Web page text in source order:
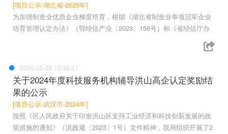
[项目公示-湖北省-2025年]
为加强制造业优质企业梯度培育，根据《湖北省制造业单项冠军企业
培育管理认定办法》（鄂经信产业〔2023〕156号）和《省经信厅办
2026-05-28 10:48:47
关于2024年度科技服务机构辅导洪山高企认定奖励结
果的公示
[项目公示-武汉市-2024年]
按照《区人民政府关于印发洪山区支持工业经济和科技创新发展的政
策措施的通知》（洪政规〔2023〕1号）文件精神，我局组织开展了2